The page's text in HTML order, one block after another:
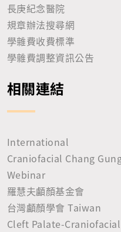
長庚紀念醫院
規章辦法搜尋網
學雜費收費標準
學雜費調整資訊公告
相關連結
International
Craniofacial Chang
Webinar
羅慧夫顱顏基金會
台灣顱顏學會 Taiwan
Cleft Palate-Craniofacial